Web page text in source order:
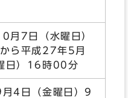
月7日（水曜日）
ら平成27年5月
日）16時00分
4日（金曜日）9